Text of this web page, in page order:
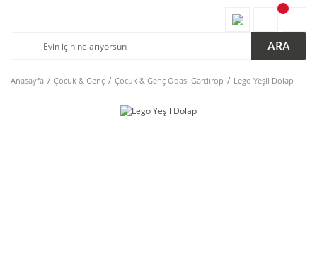
ARA
Anasayfa Çocuk & Genç Çocuk & Genç Odası Gardırop Lego Yeşil Dolap